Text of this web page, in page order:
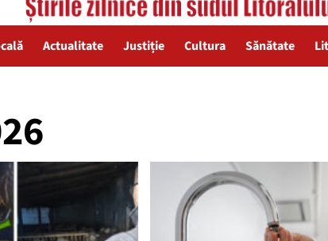
Actualitate Justiție Cultura Sănătate